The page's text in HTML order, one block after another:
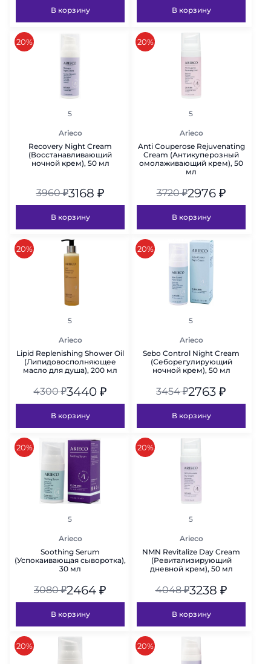
В корзину В корзину
скидка
20%
рейтинг
5
Arieco
Recovery Night Cream
(Восстанавливающий
ночной крем), 50 мл
3960₽3168 ₽
В корзину
скидка
20%
рейтинг
5
Arieco
Anti Couperose Rejuvenating
Cream (Антикуперозный
омолаживающий крем), 50
мл
3720₽2976₽
В корзину
скидка
20%
рейтинг
5
Arieco
Lipid Replenishing Shower Oil
(Липидовосполняющее
масло для душа), 200 мл
4300₽3440 ₽
В корзину
скидка
20%
рейтинг
5
Arieco
Sebo Control Night Cream
(Себорегулирующий
ночной крем), 50 мл
3454₽2763 ₽
В корзину
скидка
20%
рейтинг
5
Arieco
Soothing Serum
(Успокаивающая сыворотка),
30 мл
3080₽2464 ₽
В корзину
скидка
20%
рейтинг
5
Arieco
NMN Revitalize Day Cream
(Ревитализирующий
дневной крем), 50 мл
4048₽3238 ₽
В корзину
скидка
20% скидка
20%